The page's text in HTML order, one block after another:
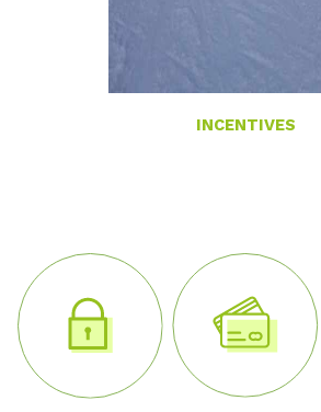
INCENTIVES